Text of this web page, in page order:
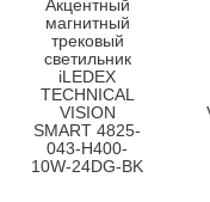
Акцентный
магнитный
трековый
светильник
iLEDEX
TECHNICAL
VISION
SMART 4825-
043-H400-
10W-24DG-BK